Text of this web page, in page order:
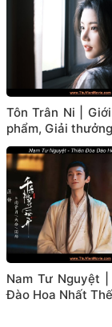
Tôn Trân Ni |
phẩm, Giải thưởng
Nam Tư Nguyệt
Đào Hoa Nhất